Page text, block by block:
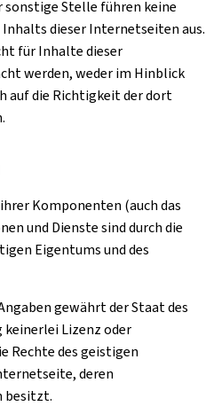
sonstige Stelle führen keine
dieser Internetseiten aus.
für Inhalte dieser
werden, weder im Hinblick
auf die Richtigkeit der dort
Komponenten (auch das
und Dienste sind durch die
Eigentums und des
gewährt der Staat des
Lizenz oder
Rechte des geistigen
deren
besitzt.